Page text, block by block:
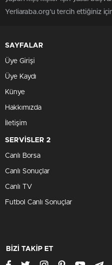
Yerliaraba.org'u tercih ettiğiniz
SAYFALAR
Üye Girişi
Üye Kaydı
Künye
Hakkımızda
İletişim
SERVİSLER 2
Canlı Borsa
Canlı Sonuçlar
Canlı TV
Futbol Canlı Sonuçlar
BİZİ TAKİP ET